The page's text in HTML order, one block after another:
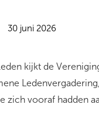
30 juni 2026
kijkt de
zich vooraf hadden